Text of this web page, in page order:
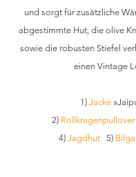
und sorgt für zusätzliche
abgestimmte Hut, die olive
sowie die robusten Stiefel
einen Vintage
1) Jacke
2) Rollkragenpullover
4) Jagdhut
   5)